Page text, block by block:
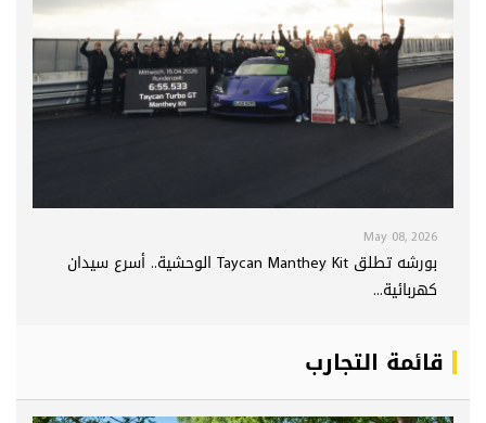
May 08, 2026
بورشه تطلق Taycan Manthey Kit الوحشية.. أسرع سيدان
كهربائية...
قائمة التجارب